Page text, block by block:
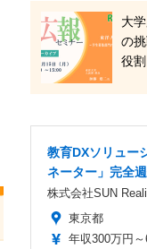
大
の
役
教育DXソリュー
ネーター」完全
株式会社SUN
東京都
年収300万円～